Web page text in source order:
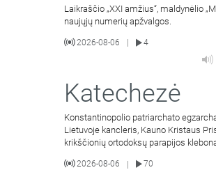
Laikraščio „XXI amžius“, maldynėlio
naujųjų numerių apžvalgos.
2026-08-06 4
Katechezė
Konstantinopolio patriarchato
Lietuvoje kancleris, Kauno Kristaus
krikščionių ortodoksų parapijos
2026-08-06 | 70